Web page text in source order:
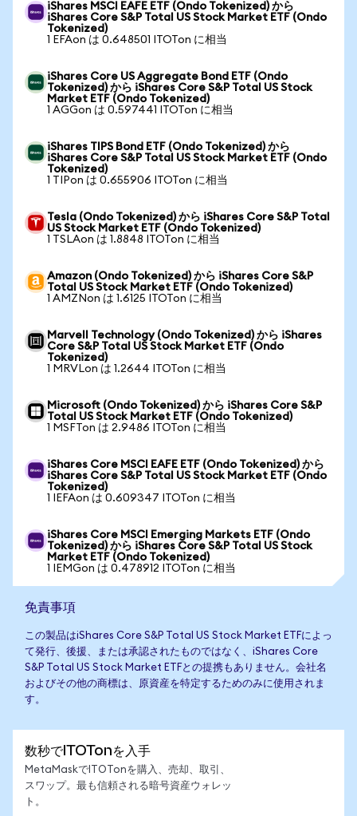
iShares MSCI EAFE ETF (Ondo Tokenized) から
iShares Core S&P Total US Stock Market ETF (Ondo
Tokenized)
1 EFAon は 0.648501 ITOTon に相当
iShares Core US Aggregate Bond ETF (Ondo
Tokenized) から iShares Core S&P Total US Stock
Market ETF (Ondo Tokenized)
1 AGGon は 0.597441 ITOTon に相当
iShares TIPS Bond ETF (Ondo Tokenized) から
iShares Core S&P Total US Stock Market ETF (Ondo
Tokenized)
1 TIPon は 0.655906 ITOTon に相当
Tesla (Ondo Tokenized) から iShares Core S&P Total
US Stock Market ETF (Ondo Tokenized)
1 TSLAon は 1.8848 ITOTon に相当
Amazon (Ondo Tokenized) から iShares Core S&P
Total US Stock Market ETF (Ondo Tokenized)
1 AMZNon は 1.6125 ITOTon に相当
Marvell Technology (Ondo Tokenized) から iShares
Core S&P Total US Stock Market ETF (Ondo
Tokenized)
1 MRVLon は 1.2644 ITOTon に相当
Microsoft (Ondo Tokenized) から iShares Core S&P
Total US Stock Market ETF (Ondo Tokenized)
1 MSFTon は 2.9486 ITOTon に相当
iShares Core MSCI EAFE ETF (Ondo Tokenized) から
iShares Core S&P Total US Stock Market ETF (Ondo
Tokenized)
1 IEFAon は 0.609347 ITOTon に相当
iShares Core MSCI Emerging Markets ETF (Ondo
Tokenized) から iShares Core S&P Total US Stock
Market ETF (Ondo Tokenized)
1 IEMGon は 0.478912 ITOTon に相当
免責事項
この製品はiShares Core S&P Total US Stock Market ETFによっ
て発行、後援、または承認されたものではなく、iShares Core
S&P Total US Stock Market ETFとの提携もありません。会社名
およびその他の商標は、原資産を特定するためのみに使用されま
す。
数秒でITOTonを入手
MetaMaskでITOTonを購入、売却、取引、
スワップ。最も信頼される暗号資産ウォレッ
ト。